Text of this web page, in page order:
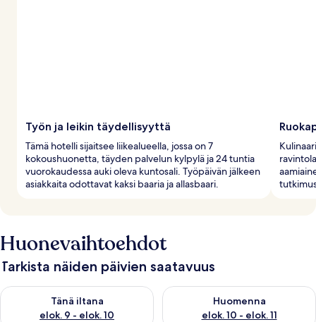
Työn ja leikin täydellisyyttä
Tämä hotelli sijaitsee liikealueella, jossa on 7
kokoushuonetta, täyden palvelun kylpylä ja 24 tuntia
vuorokaudessa auki oleva kuntosali. Työpäivän jälkeen
asiakkaita odottavat kaksi baaria ja allasbaari.
Huonevaihtoehdot
Tarkista näiden päivien saatavuus
Tänä iltana
elok. 9 - elok. 10
Tarkista tämän illan saatavuus elok. 9 - elok. 10
Huomenna
elok. 10 - elok. 11
Tarkista huomisen saatavuus